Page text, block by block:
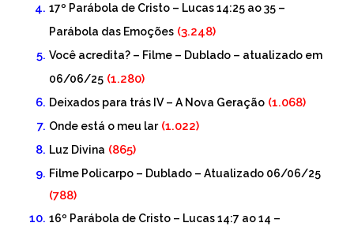
17º Parábola de Cristo – Lucas 14:25 ao 35 –
Parábola das Emoções (3.248)
Você acredita? – Filme – Dublado – atualizado em
06/06/25 (1.280)
Deixados para trás IV – A Nova Geração (1.068)
Onde está o meu lar (1.022)
Luz Divina (865)
Filme Policarpo – Dublado – Atualizado 06/06/25
(788)
16º Parábola de Cristo – Lucas 14:7 ao 14 –